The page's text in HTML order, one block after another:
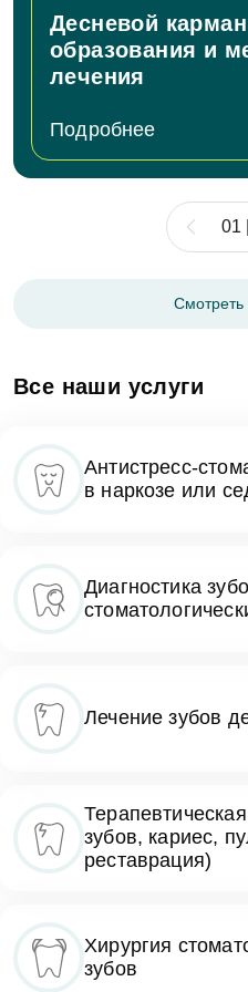
01
Десневой
образования и
лечения
Подробнее
Смотреть
Все наши услуги
Антистресс-
в наркозе или
Диагностика
Лечение зубов
зубов, кариес,
реставрация)
Хирургия
зубов